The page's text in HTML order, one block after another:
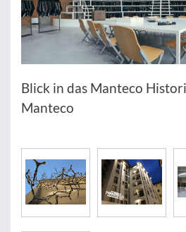
Blick in das Manteco
Manteco